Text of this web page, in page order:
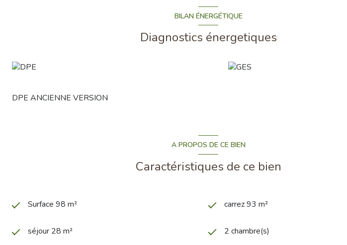
BILAN ÉNERGÉTIQUE
Diagnostics énergetiques
DPE ANCIENNE VERSION
A PROPOS DE CE BIEN
Caractéristiques de ce bien
Surface 98 m² carrez 93 m²
séjour 28 m² 2 chambre(s)